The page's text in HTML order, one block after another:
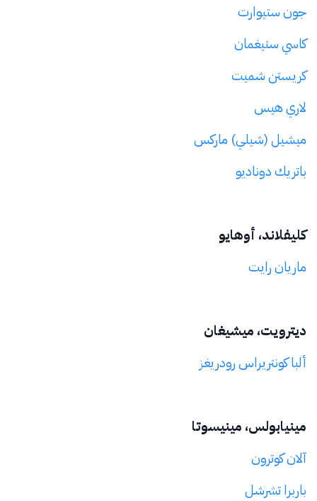
جون ستيوارت
كاسي ستيغمان
كريستن شميت
لاري هيس
ميشيل (شيلي) ماركس
باتريك دوناديو
كليفلاند، أوهايو
ماريان رايت
ديترويت، ميشيغان
ألبا كونتريراس رودريغز
مينيابولس، مينيسوتا
آلان كوترون
باربرا تشرشل